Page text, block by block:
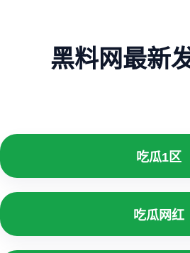
黑料网最新
吃瓜1区
吃瓜网红